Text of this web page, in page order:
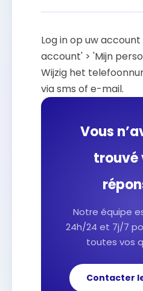
Log in op uw
account' > 'Mijn
Wijzig het
via sms of e-mail.
Vous
trouvé
Notre équipe
24h/24 et 7j/7
toutes vos
Contacter